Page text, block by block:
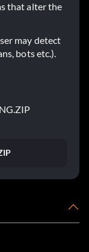
that alter the
may detect
bots etc.).